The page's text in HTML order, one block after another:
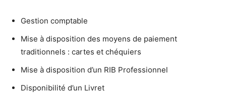
Gestion comptable
Mise à disposition des moyens de paiement
traditionnels : cartes et chéquiers
Mise à disposition d’un RIB Professionnel
Disponibilité d’un Livret